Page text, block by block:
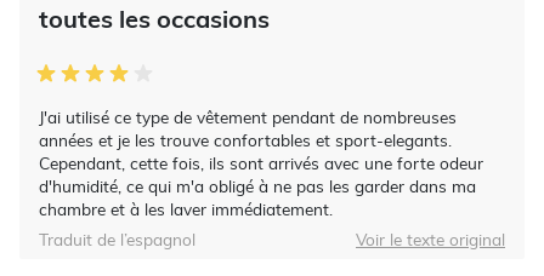
toutes les occasions
J'ai utilisé ce type de vêtement pendant de nombreuses
années et je les trouve confortables et sport-elegants.
Cependant, cette fois, ils sont arrivés avec une forte odeur
d'humidité, ce qui m'a obligé à ne pas les garder dans ma
chambre et à les laver immédiatement.
Traduit de l’espagnol Voir le texte original